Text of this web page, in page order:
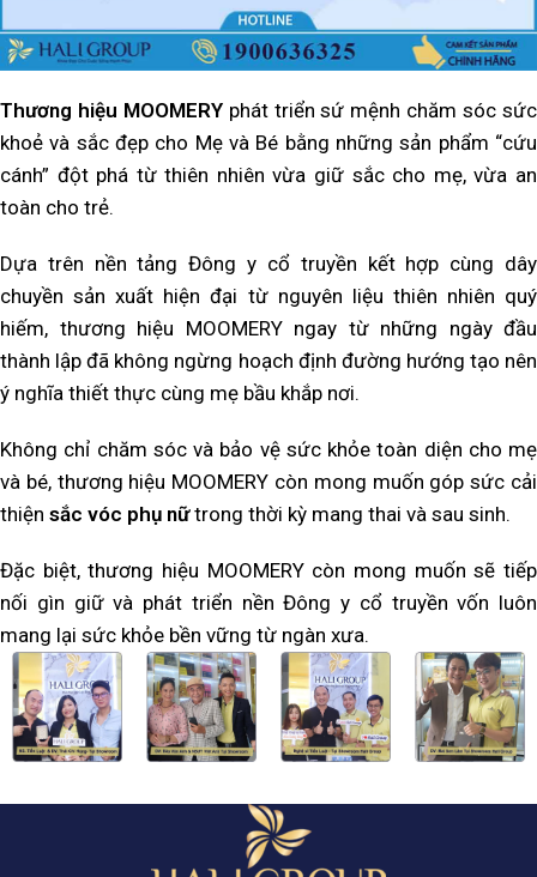
Thương hiệu MOOMERYphát triển sứ mệnh chăm sóc sức
khoẻ và sắc đẹp cho Mẹ và Bé bằng những sản phẩm “cứu
cánh” đột phá từ thiên nhiên vừa giữ sắc cho mẹ, vừa an
toàn cho trẻ.
Dựa trên nền tảng Đông y cổ truyền kết hợp cùng dây
chuyền sản xuất hiện đại từ nguyên liệu thiên nhiên quý
hiếm, thương hiệu MOOMERY ngay từ những ngày đầu
thành lập đã không ngừng hoạch định đường hướng tạo nên
ý nghĩa thiết thực cùng mẹ bầu khắp nơi.
Không chỉ chăm sóc và bảo vệ sức khỏe toàn diện cho mẹ
và bé, thương hiệu MOOMERY còn mong muốn góp sức cải
thiện sắc vóc phụ nữtrong thời kỳ mang thai và sau sinh.
Đặc biệt, thương hiệu MOOMERY còn mong muốn sẽ tiếp
nối gìn giữ và phát triển nền Đông y cổ truyền vốn luôn
mang lại sức khỏe bền vững từ ngàn xưa.